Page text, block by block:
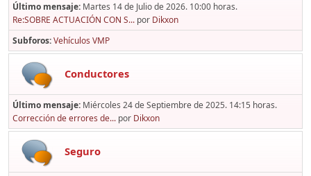
Último mensaje: Martes 14 de Julio de 2026. 10:00 horas.
Re:SOBRE ACTUACIÓN CON S... por Dikxon
Subforos Vehículos VMP
Conductores
Último mensaje: Miércoles 24 de Septiembre de 2025. 14:15 horas.
Corrección de errores de... por Dikxon
Seguro